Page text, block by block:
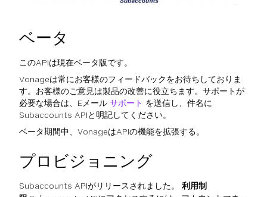
ベータ
このAPIは現在ベータ版です。
Vonageは常にお客様のフィードバックをお待ちしておりま
す。お客様のご意見は製品の改善に役立ちます。サポートが
必要な場合は、Eメール サポート を送信し、件名に
Subaccounts APIと明記してください。
ベータ期間中、VonageはAPIの機能を拡張する。
プロビジョニング
Subaccounts APIがリリースされました。 利用制